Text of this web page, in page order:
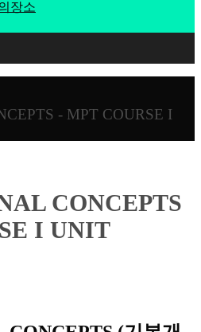
장소
- MPT COURSE I
CONCEPTS
I UNIT